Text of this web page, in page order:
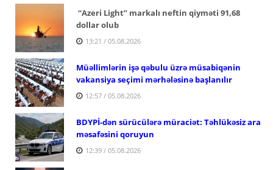
“Azeri Light” markalı neftin qiyməti 91,68
dollar olub
13:21 / 05.08.2026
Müəllimlərin işə qəbulu üzrə müsabiqənin
vakansiya seçimi mərhələsinə başlanılır
12:57 / 05.08.2026
BDYPİ-dən sürücülərə müraciət: Təhlükəsiz ara
məsafəsini qoruyun
12:39 / 05.08.2026